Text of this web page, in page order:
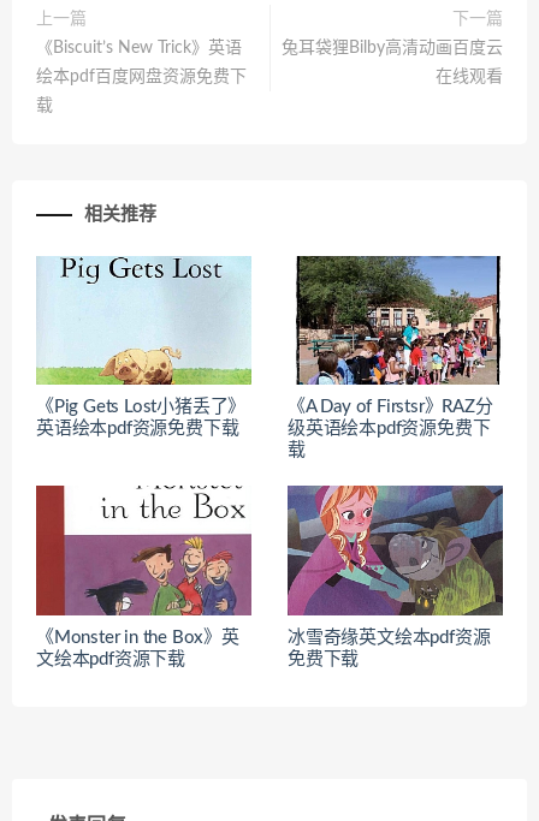
上一篇
《Biscuit’s New Trick》英语
绘本pdf百度网盘资源免费下
载
下一篇
兔耳袋狸Bilby高清动画百度云
在线观看
相关推荐
《Pig Gets Lost小猪丢了》
英语绘本pdf资源免费下载
《A Day of Firstsr》RAZ分
级英语绘本pdf资源免费下
载
《Monster in the Box》英
文绘本pdf资源下载
冰雪奇缘英文绘本pdf资源
免费下载